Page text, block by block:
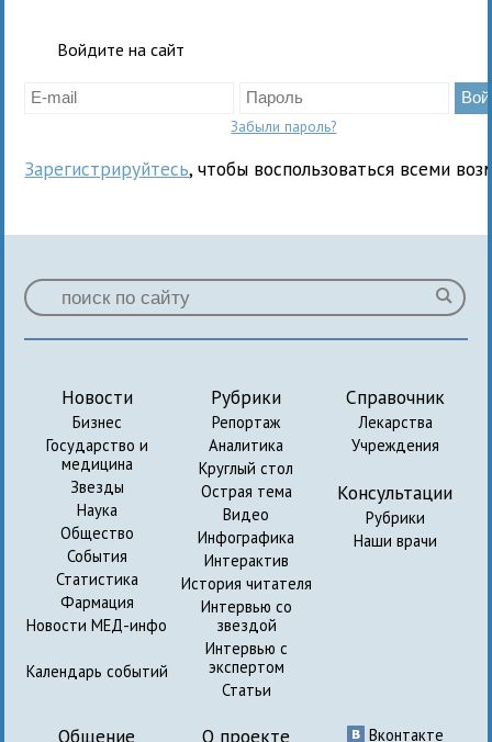
Войдите на сайт
Забыли пароль?
Зарегистрируйтесь, чтобы воспользоваться всеми
Новости
Бизнес
Государство и
медицина
Звезды
Наука
Общество
События
Статистика
Фармация
Новости МЕД-инфо
Календарь событий
Рубрики
Репортаж
Аналитика
Круглый стол
Острая тема
Видео
Инфографика
Интерактив
История читателя
Интервью со
звездой
Интервью с
экспертом
Статьи
Справочник
Лекарства
Учреждения
Консультации
Рубрики
Наши врачи
Общение О проекте Вконтакте